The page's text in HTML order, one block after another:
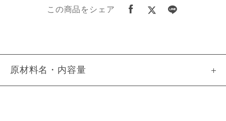
この商品をシェア
原材料名・内容量